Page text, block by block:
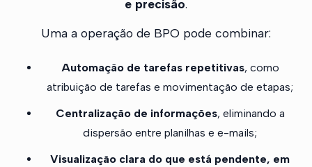
e precisão.
Uma a operação de BPO pode combinar:
Automação de tarefas repetitivas, como
atribuição de tarefas e movimentação de etapas;
Centralização de informações, eliminando a
dispersão entre planilhas e e-mails;
Visualização clara do que está pendente, em